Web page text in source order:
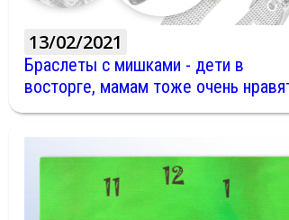
13/02/2021
Браслеты с мишками - дети в
восторге, мамам тоже очень